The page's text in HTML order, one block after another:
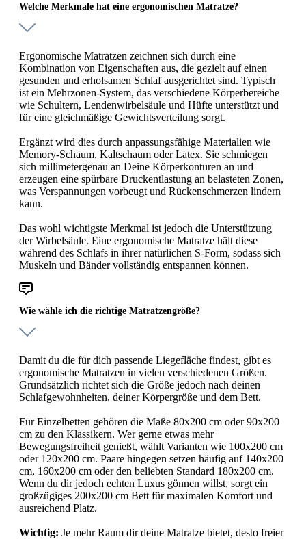
Welche Merkmale hat eine ergonomischen Matratze?
Ergonomische Matratzen zeichnen sich durch eine
Kombination von Eigenschaften aus, die gezielt auf einen
gesunden und erholsamen Schlaf ausgerichtet sind. Typisch
ist ein Mehrzonen-System, das verschiedene Körperbereiche
wie Schultern, Lendenwirbelsäule und Hüfte unterstützt und
für eine gleichmäßige Gewichtsverteilung sorgt.
Ergänzt wird dies durch anpassungsfähige Materialien wie
Memory-Schaum, Kaltschaum oder Latex. Sie schmiegen
sich millimetergenau an Deine Körperkonturen an und
erzeugen eine spürbare Druckentlastung an belasteten Zonen,
was Verspannungen vorbeugt und Rückenschmerzen lindern
kann.
Das wohl wichtigste Merkmal ist jedoch die Unterstützung
der Wirbelsäule. Eine ergonomische Matratze hält diese
während des Schlafs in ihrer natürlichen S-Form, sodass sich
Muskeln und Bänder vollständig entspannen können.
Wie wähle ich die richtige Matratzengröße?
Damit du die für dich passende Liegefläche findest, gibt es
ergonomische Matratzen in vielen verschiedenen Größen.
Grundsätzlich richtet sich die Größe jedoch nach deinen
Schlafgewohnheiten, deiner Körpergröße und dem Bett.
Für Einzelbetten gehören die Maße 80x200 cm oder 90x200
cm zu den Klassikern. Wer gerne etwas mehr
Bewegungsfreiheit genießt, wählt Varianten wie 100x200 cm
oder 120x200 cm. Paare hingegen setzen häufig auf 140x200
cm, 160x200 cm oder den beliebten Standard 180x200 cm.
Wenn du dir jedoch echten Luxus gönnen willst, sorgt ein
großzügiges 200x200 cm Bett für maximalen Komfort und
ausreichend Platz.
Wichtig: Je mehr Raum dir deine Matratze bietet, desto freier